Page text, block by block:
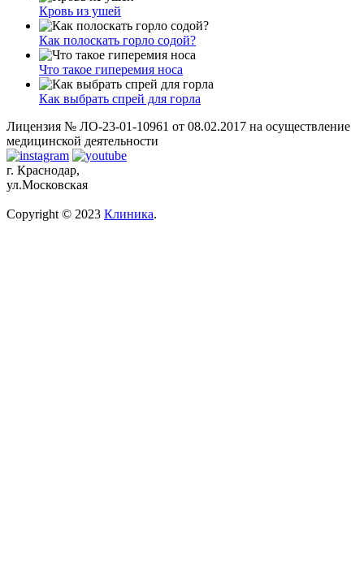
Кровь из ушей
Как полоскать горло содой?
Что такое гиперемия носа
Как выбрать спрей для горла
Лицензия № ЛО-23-01-10961 от 08.02.2017 на осуществление
медицинской деятельности
г. Краснодар,
ул.Московская
Copyright © 2023 Клиника.